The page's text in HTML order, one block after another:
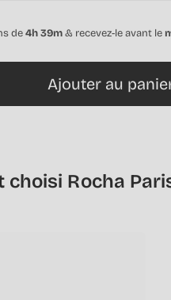
de4h 39m& recevez-le avant le
Ajouter au
Rocha